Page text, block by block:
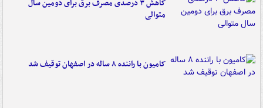
کاهش ۳ درصدی مصرف برق برای دومین سال
متوالی
کامیون با راننده ۸ ساله در اصفهان توقیف شد